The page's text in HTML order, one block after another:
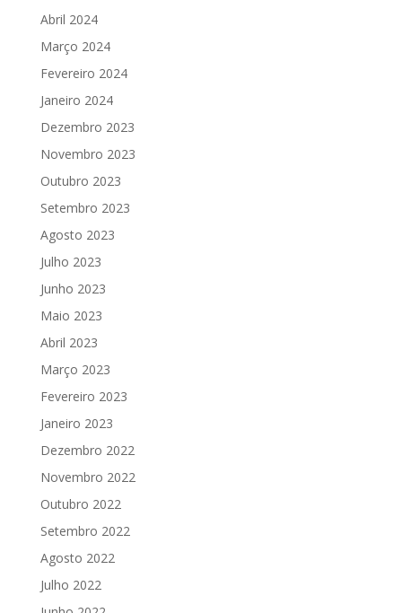
Abril 2024
Março 2024
Fevereiro 2024
Janeiro 2024
Dezembro 2023
Novembro 2023
Outubro 2023
Setembro 2023
Agosto 2023
Julho 2023
Junho 2023
Maio 2023
Abril 2023
Março 2023
Fevereiro 2023
Janeiro 2023
Dezembro 2022
Novembro 2022
Outubro 2022
Setembro 2022
Agosto 2022
Julho 2022